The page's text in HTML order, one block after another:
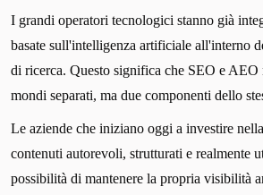
I grandi operatori tecnologici stanno già
basate sull'intelligenza artificiale all'interno
di ricerca. Questo significa che SEO e AEO
mondi separati, ma due componenti dello
Le aziende che iniziano oggi a investire
contenuti autorevoli, strutturati e realmente
possibilità di mantenere la propria visibilità